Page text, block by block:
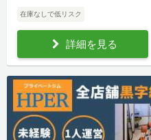
在庫なしで低リスク
詳細を見る